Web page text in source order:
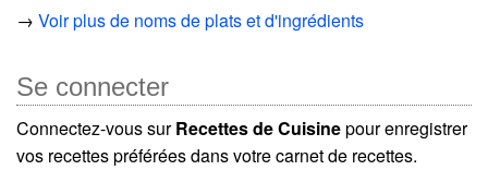
→ Voir plus de noms de plats et d'ingrédients
Se connecter
Connectez-vous surRecettes de Cuisinepour enregistrer
vos recettes préférées dans votre carnet de recettes.